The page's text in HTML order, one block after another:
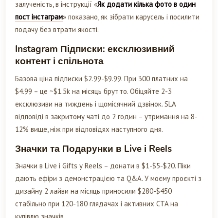
залученість, в інструкції «Як додати кілька фото в один
пост інстаграм» показано, як зібрати карусель і посилити
подачу без втрати якості.
Instagram Підписки: ексклюзивний
контент і спільнота
Базова ціна підписки $2.99-$9.99. При 300 платних на
$4.99 – це ~$1.5k на місяць брутто. Обіцяйте 2-3
ексклюзиви на тиждень і щомісячний дзвінок. SLA
відповіді в закритому чаті до 2 годин – утримання на 8-
12% вище, ніж при відповідях наступного дня.
Значки та Подарунки в Live і Reels
Значки в Live і Gifts у Reels – донати в $1-$5-$20. Піки
дають ефіри з демонстрацією та Q&A. У моєму проєкті з
дизайну 2 лайви на місяць приносили $280-$450
стабільно при 120-180 глядачах і активних CTA на